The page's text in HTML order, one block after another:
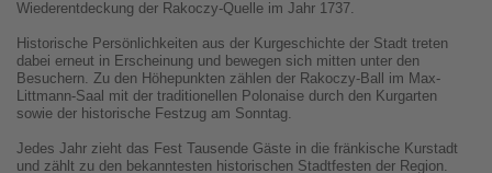
Wiederentdeckung der Rakoczy-Quelle im Jahr 1737.
Historische Persönlichkeiten aus der Kurgeschichte der Stadt treten
dabei erneut in Erscheinung und bewegen sich mitten unter den
Besuchern. Zu den Höhepunkten zählen der Rakoczy-Ball im Max-
Littmann-Saal mit der traditionellen Polonaise durch den Kurgarten
sowie der historische Festzug am Sonntag.
Jedes Jahr zieht das Fest Tausende Gäste in die fränkische Kurstadt
und zählt zu den bekanntesten historischen Stadtfesten der Region.